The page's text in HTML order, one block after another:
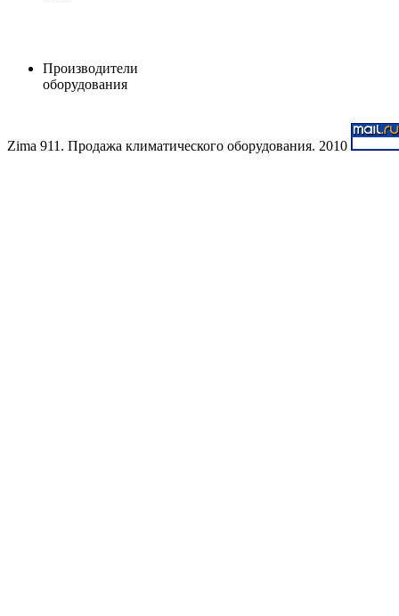
Производители
оборудования
Zima 911. Продажа климатического оборудования. 2010